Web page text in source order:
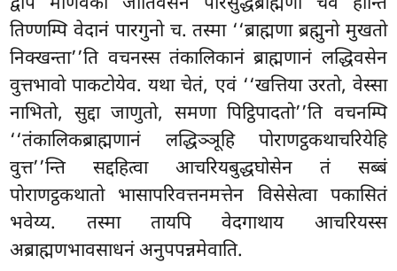
तिण्णम्पि वेदानं पारगुनो च. तस्मा ‘‘ब्राह्मणा ब्रह्मुनो मुखतो
निक्खन्ता’’ति वचनस्स तंकालिकानं ब्राह्मणानं लद्धिवसेन
वुत्तभावो पाकटोयेव. यथा चेतं, एवं ‘‘खत्तिया उरतो, वेस्सा
नाभितो, सुद्दा जाणुतो, समणा पिट्ठिपादतो’’ति वचनम्पि
‘‘तंकालिकब्राह्मणानं लद्धिञ्ञूहि पोराणट्ठकथाचरियेहि
वुत्त’’न्ति सद्दहित्वा आचरियबुद्धघोसेन तं सब्बं
पोराणट्ठकथातो भासापरिवत्तनमत्तेन विसेसेत्वा पकासितं
भवेय्य. तस्मा तायपि वेदगाथाय आचरियस्स
अब्राह्मणभावसाधनं अनुपपन्नमेवाति.